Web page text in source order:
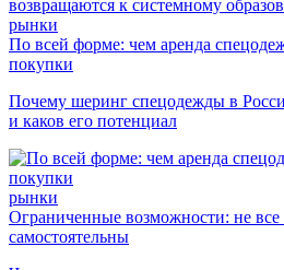
рынки
По всей форме: чем аренда
покупки
Почему шеринг спецодежды в
и каков его потенциал
рынки
Ограниченные возможности: не
самостоятельны